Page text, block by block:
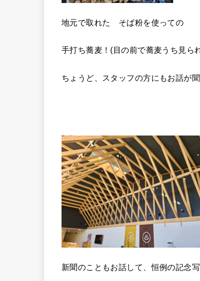
地元で取れた そば粉を使っての
手打ち蕎麦！(目の前で蕎麦うち見ら
ちょうど、スタッフの方にもお話が
新聞のこともお話して、恒例の記念写